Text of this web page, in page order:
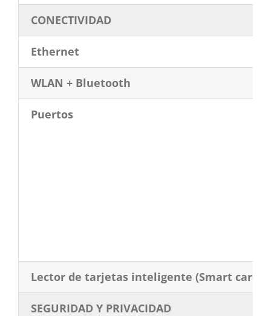
CONECTIVIDAD
Ethernet
WLAN + Bluetooth
Puertos
Lector de tarjetas inteligente (Smart card)
SEGURIDAD Y PRIVACIDAD